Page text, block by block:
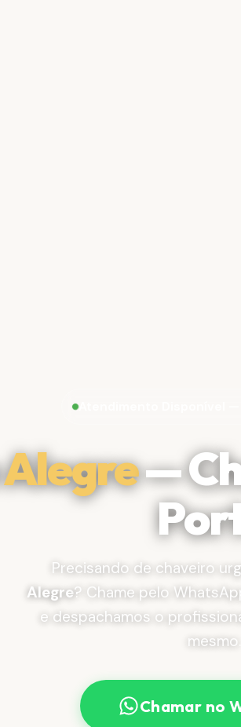
Atendimento Disponível —
—
Precisando de chaveiro
Alegre? Chame pelo
e despachamos o
mesmo.
Chamar no